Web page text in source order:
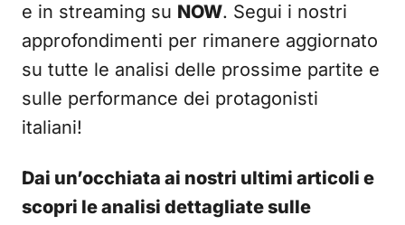
e in streaming su NOW. Segui i nostri
approfondimenti per rimanere aggiornato
su tutte le analisi delle prossime partite e
sulle performance dei protagonisti
italiani!
Dai un’occhiata ai nostri ultimi articoli e
scopri le analisi dettagliate sulle